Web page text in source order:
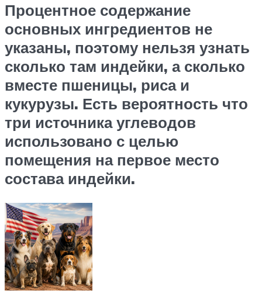
Процентное содержание
основных ингредиентов не
указаны, поэтому нельзя узнать
сколько там индейки, а сколько
вместе пшеницы, риса и
кукурузы. Есть вероятность что
три источника углеводов
использовано с целью
помещения на первое место
состава индейки.